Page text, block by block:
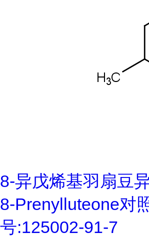
8-异戊烯基羽扇豆
8-Prenylluteone对
号:125002-91-7